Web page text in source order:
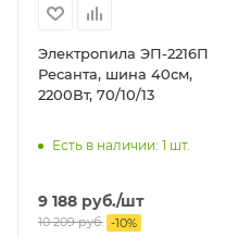
Электропила ЭП-2216П
Ресанта, шина 40см,
2200Вт, 70/10/13
Есть в наличии: 1 шт.
9 188 руб./шт
10 209руб. -10%